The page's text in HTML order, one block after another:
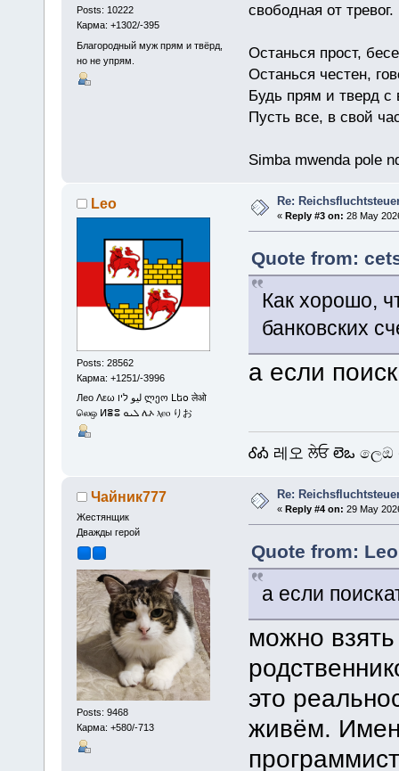
Posts: 10222
Карма: +1302/-395
Благородный муж прям и твёрд,
но не упрям.
свободная от
Останься прост,
Останься честен,
Будь прям и тверд с
Пусть все, в свой
Simba mwenda pole
Leo
Posts: 28562
Карма: +1251/-3996
Лео Λεω ليو ליו ლეო Լեօ लेओ
லெஒ ⵍⴻⵓ ܠܝܘ ሌኦ ⲗⲉⲟ りお
Re:
«Reply #3 on: 28 May
Quote from:
Как хорошо,
банковских
а если
ᎴᎣ 레오 ਲੇਓ లెఒ
Чайник777
Жестянщик
Дважды герой
Posts: 9468
Карма: +580/-713
Re:
«Reply #4 on: 29 May
Quote from:
а если
можно
это
живём.